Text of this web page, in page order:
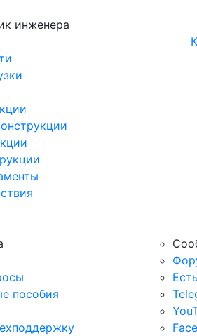
инженера
пособия